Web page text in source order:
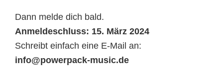
Dann melde dich bald.
Anmeldeschluss: 15. März 2024
Schreibt einfach eine E-Mail an:
info@powerpack-music.de